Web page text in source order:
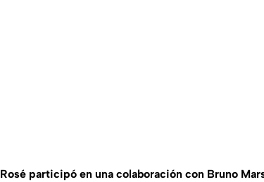
Rosé participó en una colaboración con Bruno